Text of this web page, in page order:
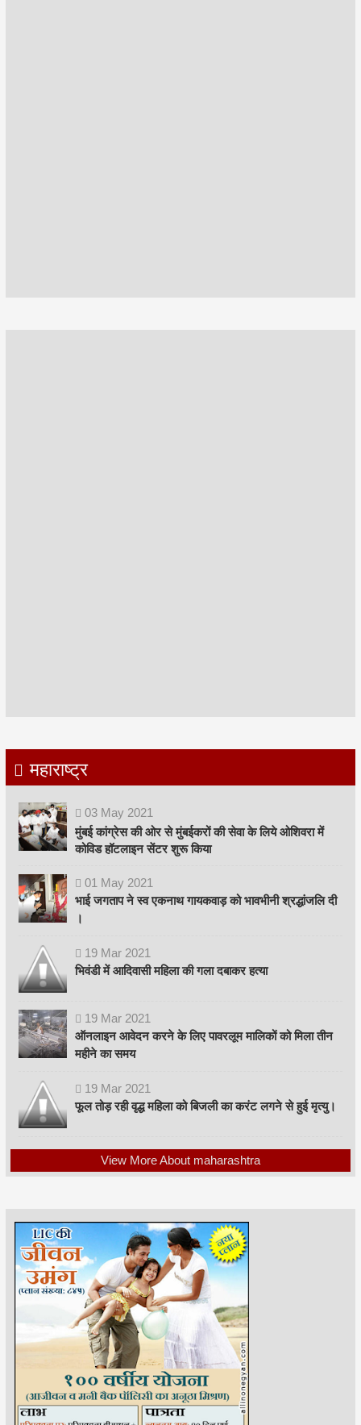
महाराष्ट्र
03 May 2021
मुंबई कांग्रेस की ओर से मुंबईकरों की सेवा के लिये ओशिवरा में
कोविड हॉटलाइन सेंटर शुरू किया
01 May 2021
भाई जगताप ने स्व एकनाथ गायकवाड़ को भावभीनी श्रद्धांजलि दी
।
19 Mar 2021
भिवंडी में आदिवासी महिला की गला दबाकर हत्या
19 Mar 2021
ऑनलाइन आवेदन करने के लिए पावरलूम मालिकों को मिला तीन
महीने का समय
19 Mar 2021
फूल तोड़ रही वृद्ध महिला को बिजली का करंट लगने से हुई मृत्यु।
View More About maharashtra